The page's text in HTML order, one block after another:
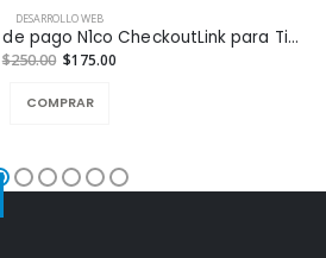
DESARROLLO WEB
Integración de Método de pago N1co CheckoutLink para Tiendas en Línea a la Medida
$250.00 $175.00
COMPRAR